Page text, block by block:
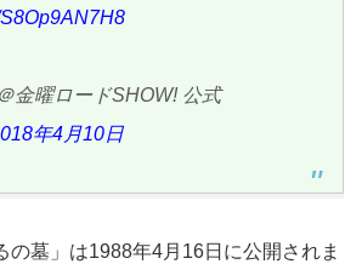
金曜ロードSHOW! 公式
年4月10日
の墓」は1988年4月16日に公開されま